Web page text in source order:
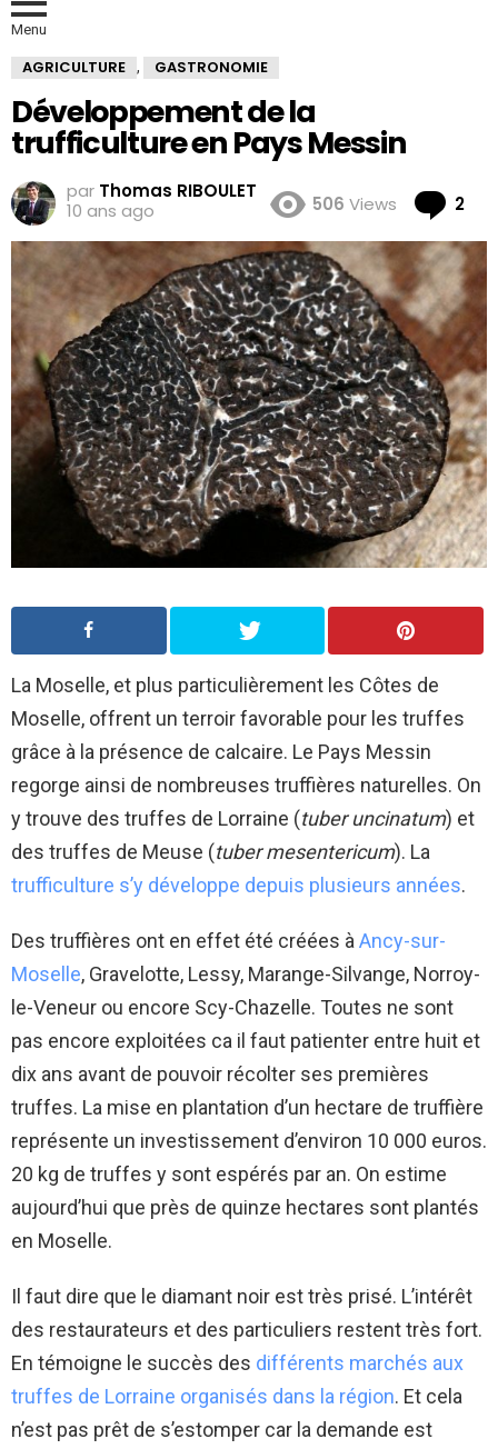
Menu
AGRICULTURE , GASTRONOMIE
Développement de la
trufficulture en Pays Messin
par Thomas RIBOULET
10 ans ago
506 Views 2
La Moselle, et plus particulièrement les Côtes de
Moselle, offrent un terroir favorable pour les truffes
grâce à la présence de calcaire. Le Pays Messin
regorge ainsi de nombreuses truffières naturelles. On
y trouve des truffes de Lorraine (tuber uncinatum) et
des truffes de Meuse (tuber mesentericum). La
trufficulture s’y développe depuis plusieurs années.
Des truffières ont en effet été créées àAncy-sur-
Moselle, Gravelotte, Lessy, Marange-Silvange, Norroy-
le-Veneur ou encore Scy-Chazelle. Toutes ne sont
pas encore exploitées ca il faut patienter entre huit et
dix ans avant de pouvoir récolter ses premières
truffes. La mise en plantation d’un hectare de truffière
représente un investissement d’environ 10 000 euros.
20 kg de truffes y sont espérés par an. On estime
aujourd’hui que près de quinze hectares sont plantés
en Moselle.
Il faut dire que le diamant noir est très prisé. L’intérêt
des restaurateurs et des particuliers restent très fort.
En témoigne le succès des différents marchés aux
truffes de Lorraine organisés dans la région. Et cela
n’est pas prêt de s’estomper car la demande est